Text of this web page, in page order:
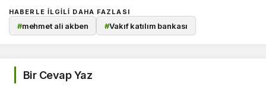
HABERLE ILGILI DAHA FAZLASI
#mehmet ali akben #Vakıf katılım bankası
Bir Cevap Yaz